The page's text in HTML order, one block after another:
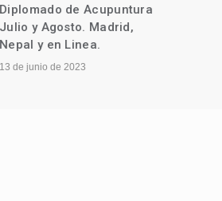
Diplomado de Acupuntura
Julio y Agosto. Madrid,
Nepal y en Linea.
13 de junio de 2023